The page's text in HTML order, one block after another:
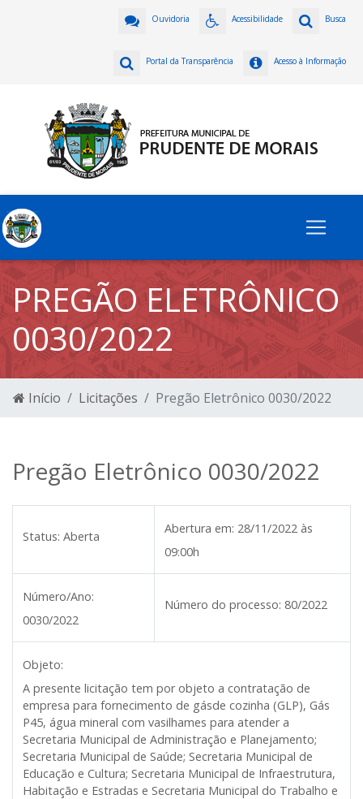
Busca
Acessibilidade
Ouvidoria
Acesso à Informação
Portal da Transparência
PREGÃO ELETRÔNICO
0030/2022
Início Licitações Pregão Eletrônico 0030/2022
Pregão Eletrônico 0030/2022
Status: Aberta
Abertura em: 28/11/2022 às
09:00h
Número/Ano:
0030/2022
Número do processo: 80/2022
Objeto:
A presente licitação tem por objeto a contratação de
empresa para fornecimento de gásde cozinha (GLP), Gás
P45, água mineral com vasilhames para atender a
Secretaria Municipal de Administração e Planejamento;
Secretaria Municipal de Saúde; Secretaria Municipal de
Educação e Cultura; Secretaria Municipal de Infraestrutura,
Habitação e Estradas e Secretaria Municipal do Trabalho e